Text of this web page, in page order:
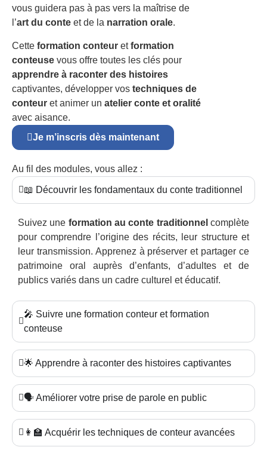
vous guidera pas à pas vers la maîtrise de
l’art du conte et de la narration orale.
Cette formation conteur etformation
conteuse vous offre toutes les clés pour
apprendre à raconter des histoires
captivantes, développer vos techniques de
conteur et animer un atelier conte et oralité
avec aisance.
Je m’inscris dès maintenant
Au fil des modules, vous allez :
📖 Découvrir les fondamentaux du conte traditionnel
Suivez une formation au conte traditionnel complète
pour comprendre l’origine des récits, leur structure et
leur transmission. Apprenez à préserver et partager ce
patrimoine oral auprès d’enfants, d’adultes et de
publics variés dans un cadre culturel et éducatif.
🎤 Suivre une formation conteur et formation
conteuse
🌟 Apprendre à raconter des histoires captivantes
🗣️ Améliorer votre prise de parole en public
👩‍🏫 Acquérir les techniques de conteur avancées